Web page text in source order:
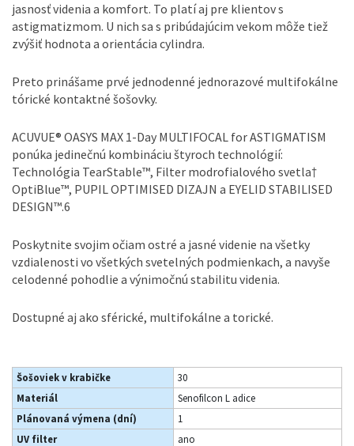
jasnosť videnia a komfort. To platí aj pre klientov s
astigmatizmom. U nich sa s pribúdajúcim vekom môže tiež
zvýšiť hodnota a orientácia cylindra.
Preto prinášame prvé jednodenné jednorazové multifokálne
tórické kontaktné šošovky.
ACUVUE® OASYS MAX 1-Day MULTIFOCAL for ASTIGMATISM
ponúka jedinečnú kombináciu štyroch technológií:
Technológia TearStable™, Filter modrofialového svetla†
OptiBlue™, PUPIL OPTIMISED DIZAJN a EYELID STABILISED
DESIGN™.6
Poskytnite svojim očiam ostré a jasné videnie na všetky
vzdialenosti vo všetkých svetelných podmienkach, a navyše
celodenné pohodlie a výnimočnú stabilitu videnia.
Dostupné aj ako sférické, multifokálne a torické.
Šošoviek v krabičke
30
Materiál
Senofilcon L adice
Plánovaná výmena (dní)
1
UV filter
ano